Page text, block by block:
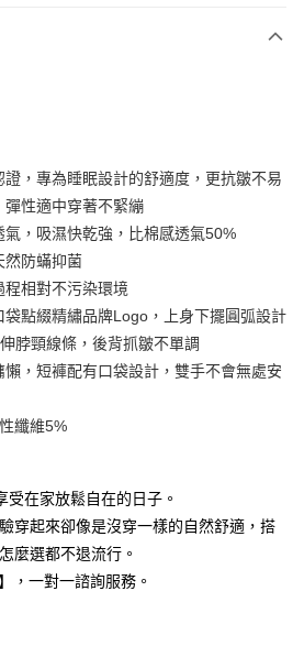
彰化商業銀行
台北富邦商業銀行
兆豐國際商業銀行
台中商業銀行
華泰商業銀行
遠東國際商業銀行
永豐商業銀行
星展（台灣）商業銀行
中國信託商業銀行
需綁卡、不需儲值。
訊認證，即可結帳。
後，再付款。
程】
先享後付」後，將跳轉至「AFTEE先享後付」
含以上)免運費
，專為睡眠設計的舒適度，更抗皺不易
性適中穿著不緊繃
，吸濕快乾強，比棉感透氣50%
然防蟎抑菌
相對不污染環境
袋點綴精繡品牌Logo，上身下擺圓弧設計
脖頸線條，後背抓皺不單調
懶，短褲配有口袋設計，雙手不會無處安
纖維5%
在家放鬆自在的日子。
穿起來卻像是沒穿一樣的自然舒適，搭
麼選都不退流行。
，一對一諮詢服務。